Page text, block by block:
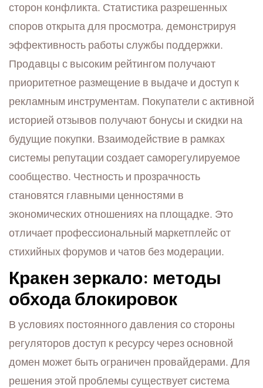
сторон конфликта. Статистика разрешенных
споров открыта для просмотра, демонстрируя
эффективность работы службы поддержки.
Продавцы с высоким рейтингом получают
приоритетное размещение в выдаче и доступ к
рекламным инструментам. Покупатели с активной
историей отзывов получают бонусы и скидки на
будущие покупки. Взаимодействие в рамках
системы репутации создает саморегулируемое
сообщество. Честность и прозрачность
становятся главными ценностями в
экономических отношениях на площадке. Это
отличает профессиональный маркетплейс от
стихийных форумов и чатов без модерации.
Кракен зеркало: методы
обхода блокировок
В условиях постоянного давления со стороны
регуляторов доступ к ресурсу через основной
домен может быть ограничен провайдерами. Для
решения этой проблемы существует система